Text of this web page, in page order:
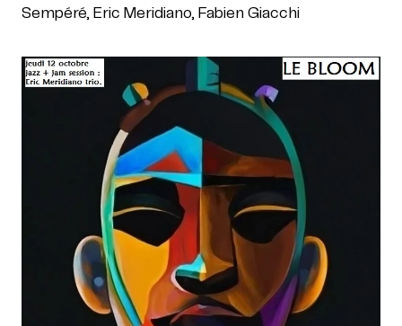
Sempéré, Eric Meridiano, Fabien Giacchi